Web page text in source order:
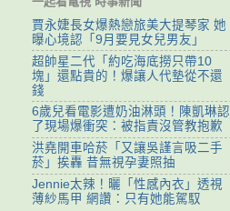
賈永婕長女爆熱戀旅美大提琴家 她
曝心境認「9月要見女兒男友」
超帥星二代「約吃海底撈只帶10
塊」還點貴的！爆讓人代墊從不還
錢
6歲兒看電影遭奶油淋頭！陳凱琳認
了現場爆衝突：被指責沒管教抱歉
洪堯開車哈菸「又讓吳謹言吸二手
菸」挨轟 昔無視孕妻照抽
Jennie太辣！曬「性感內衣」透視
薄紗馬甲 網讚：只有她能駕馭